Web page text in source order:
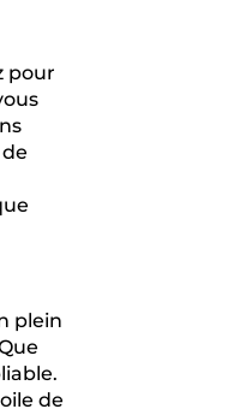
pour
plein
de